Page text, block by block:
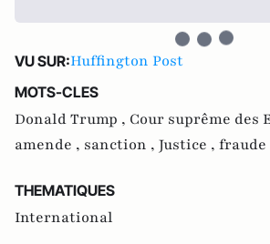
VU SUR:Huffington Post
MOTS-CLES
Donald Trump , Cour suprême des
amende , sanction , Justice , fraude
THEMATIQUES
International